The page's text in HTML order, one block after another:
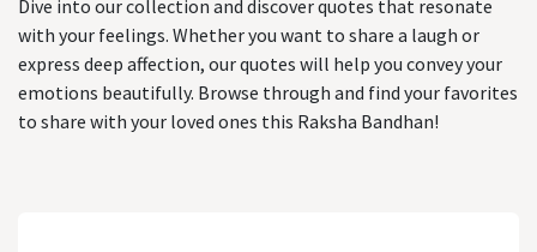
Dive into our collection and discover quotes that resonate
with your feelings. Whether you want to share a laugh or
express deep affection, our quotes will help you convey your
emotions beautifully. Browse through and find your favorites
to share with your loved ones this Raksha Bandhan!